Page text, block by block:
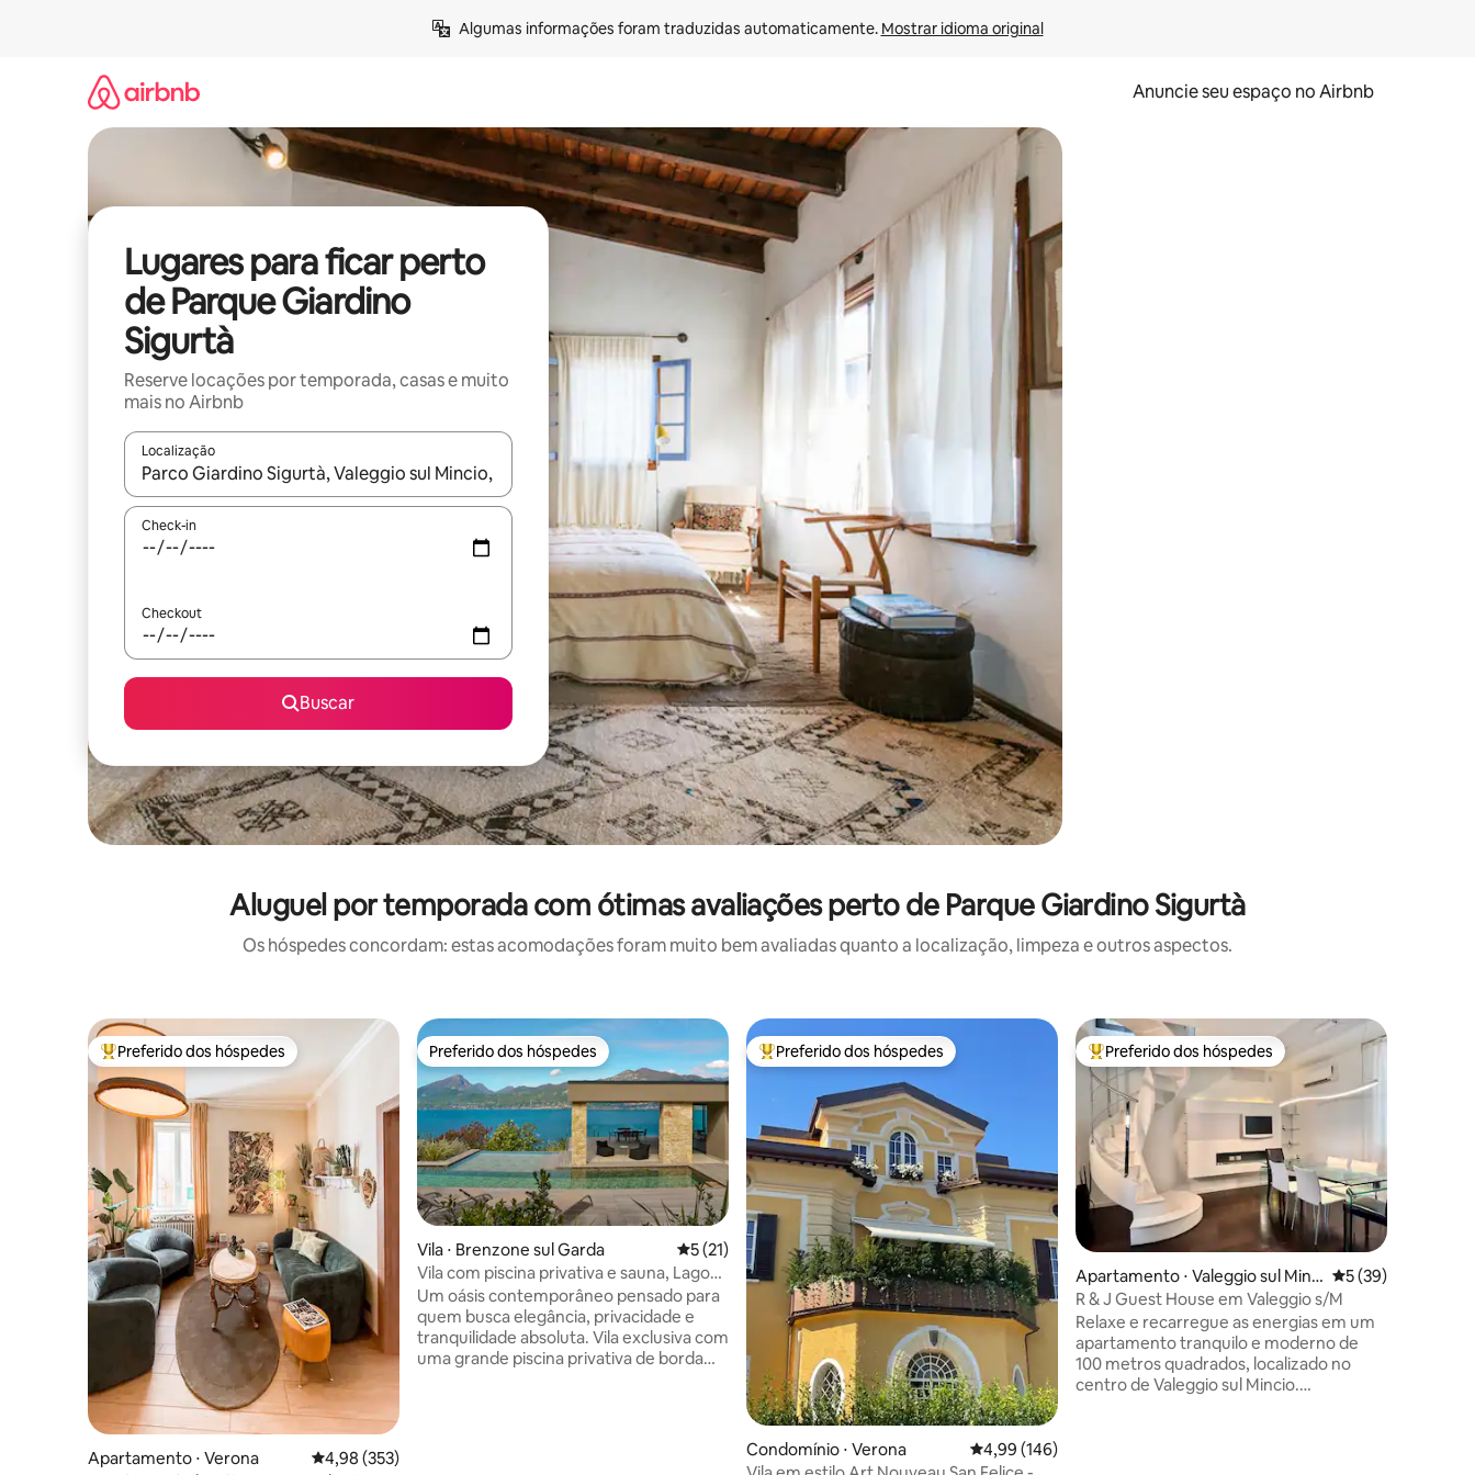
Algumas informações foram traduzidas automaticamente. Mostrar idioma original
Anuncie seu espaço no Airbnb
Lugares para ficar perto
de Parque Giardino
Sigurtà
Reserve locações por temporada, casas e muito
mais no Airbnb
Localização
Quando os resultados estiverem disponíveis, explore-os usando as seta para cima e para baixo do teclado ou tocando e deslizando o dedo na tela.
Check-in
Checkout
Buscar
Aluguel por temporada com ótimas avaliações perto de Parque Giardino Sigurtà
Os hóspedes concordam: estas acomodações foram muito bem avaliadas quanto a localização, limpeza e outros aspectos.
Entre os melhores preferidos dos hóspedes
Preferido dos hóspedes
Apartamento ⋅ Verona 4,98 de uma avaliação média de 5, 353 avaliações
4,98 (353)
Preferido dos hóspedes
Preferido dos hóspedes
Vila ⋅ Brenzone sul Garda 5 de uma avaliação média de 5, 21 avaliações
5 (21)
Vila com piscina privativa e sauna, Lago
de Garda
Um oásis contemporâneo pensado para
quem busca elegância, privacidade e
tranquilidade absoluta. Vila exclusiva com
uma grande piscina privativa de borda
Entre os melhores preferidos dos hóspedes
Preferido dos hóspedes
Condomínio ⋅ Verona 4,99 de uma avaliação média de 5, 146 avaliações
4,99 (146)
Entre os melhores preferidos dos hóspedes
Preferido dos hóspedes
Apartamento ⋅ Valeggio sul Minci
o
5 de uma
5 (39)
R & J Guest House em Valeggio s/M
Relaxe e recarregue as energias em um
apartamento tranquilo e moderno de
100 metros quadrados, localizado no
centro de Valeggio sul Mincio.